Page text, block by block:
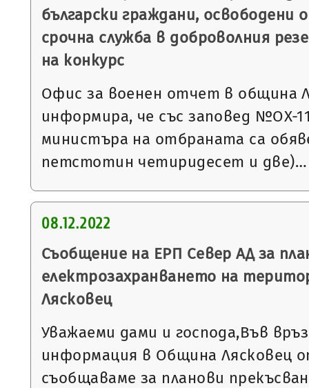
български граждани, освободени
срочна служба в доброволния
на конкурс
Офис за военен отчет в община
информира, че със заповед №ОХ-
министъра на отбраната са
петстотин четиридесет и две)…
08.12.2022
Съобщение на ЕРП Север АД за
електрозахранването на
Лясковец
Уважаеми дами и господа,Във
информация в Община Лясковец
съобщаваме за планови